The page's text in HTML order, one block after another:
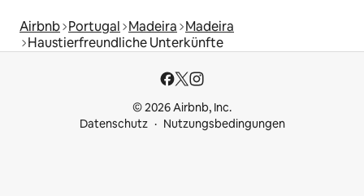
Airbnb Portugal Madeira Madeira
Haustierfreundliche Unterkünfte
© 2026 Airbnb, Inc.
Datenschutz
Nutzungsbedingungen